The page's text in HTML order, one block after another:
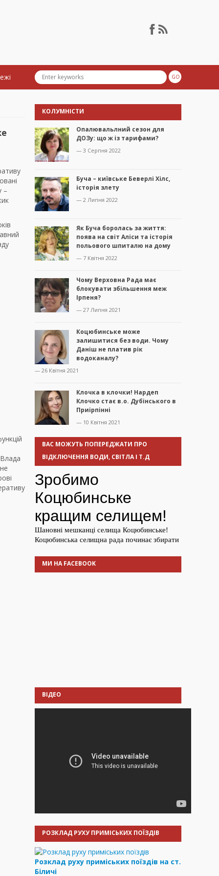
–
КОЛУМНІСТИ
Опалювальлний сезон для
ДОЗу: що ж із тарифами?
— 3 Серпня 2022
Буча – київське Беверлі Хілс,
історія злету
— 2 Липня 2022
Як Буча боролась за життя:
поява на світ Аліси та історія
польового шпиталю на дому
— 7 Квітня 2022
Чому Верховна Рада має
блокувати збільшення меж
Ірпеня?
— 27 Липня 2021
Коцюбинське може
залишитися без води. Чому
Даніш не платив рік
водоканалу?
— 26 Квітня 2021
Клочка в клочки! Нардеп
Клочко стає в.о. Дубінського в
Приірпінні
— 10 Квітня 2021
ВАС МОЖУТЬ ПОПЕРЕДЖАТИ ПРО
ВІДКЛЮЧЕННЯ ВОДИ, СВІТЛА І Т.Д
МИ НА FACEBOOK
ВІДЕО
РОЗКЛАД РУХУ ПРИМІСЬКИХ ПОЇЗДІВ
Розклад руху приміських поїздів на ст.
Біличі